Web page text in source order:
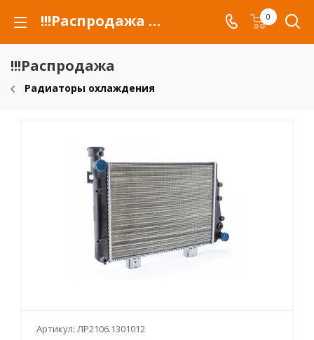
!!!Распродажа для автомобилей российских марок и сельхозтехники 0
!!!Распродажа
Радиаторы охлаждения
Артикул: ЛР2106.1301012